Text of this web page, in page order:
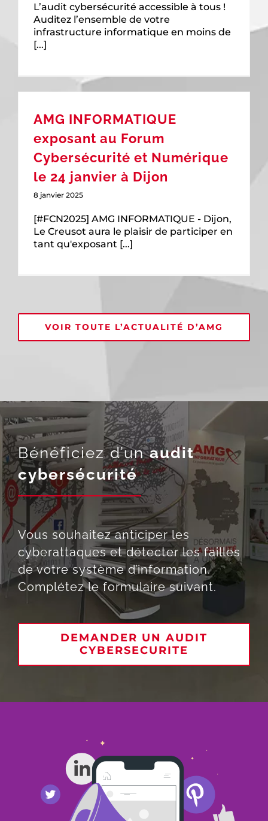
L’audit cybersécurité accessible à tous !
Auditez l’ensemble de votre
infrastructure informatique en moins de
[...]
AMG INFORMATIQUE
exposant au Forum
Cybersécurité et Numérique
le 24 janvier à Dijon
8 janvier 2025
[#FCN2025] AMG INFORMATIQUE - Dijon,
Le Creusot aura le plaisir de participer en
tant qu'exposant [...]
VOIR TOUTE L’ACTUALITÉ D’AMG
Bénéficiez d’unaudit
cybersécurité
Vous souhaitez anticiper les
cyberattaques et détecter les failles
de votre système d’information.
Complétez le formulaire suivant.
DEMANDER UN AUDIT
CYBERSECURITE